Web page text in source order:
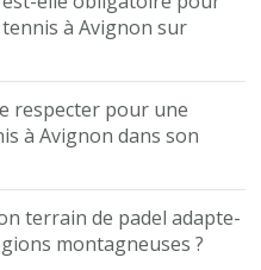
à Avignon sur
respecter pour une
à Avignon dans son
terrain de padel adapte-
montagneuses ?